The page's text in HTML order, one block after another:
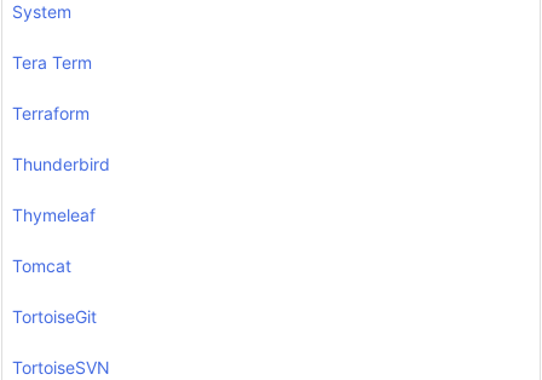
System
Tera Term
Terraform
Thunderbird
Thymeleaf
Tomcat
TortoiseGit
TortoiseSVN